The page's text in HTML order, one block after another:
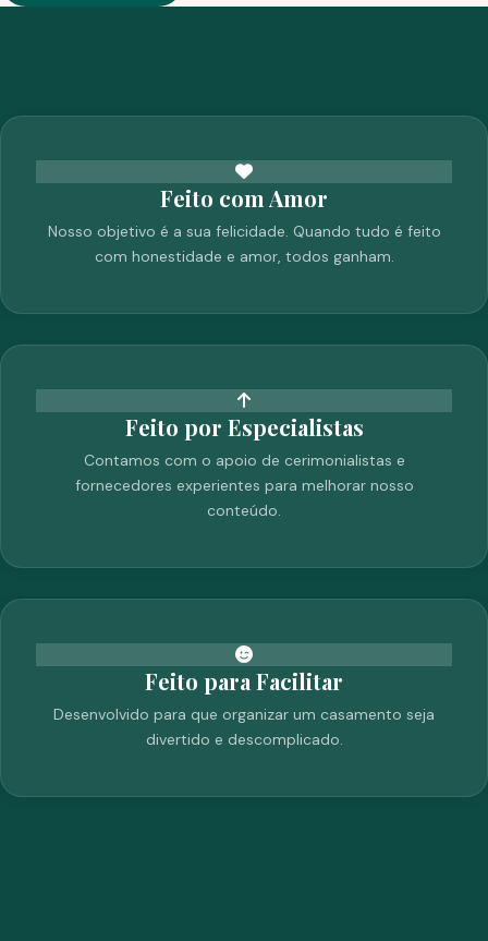
Feito com Amor
Nosso objetivo é a sua felicidade. Quando tudo é feito
com honestidade e amor, todos ganham.
Feito por Especialistas
Contamos com o apoio de cerimonialistas e
fornecedores experientes para melhorar nosso
conteúdo.
Feito para Facilitar
Desenvolvido para que organizar um casamento seja
divertido e descomplicado.